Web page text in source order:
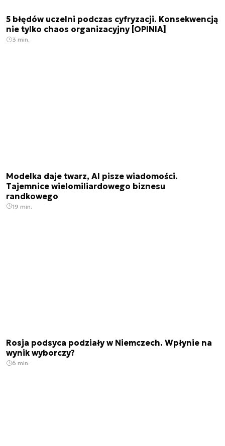
5 błędów uczelni podczas cyfryzacji. Konsekwencją
nie tylko chaos organizacyjny [OPINIA]
3 min.
Modelka daje twarz, AI pisze wiadomości.
Tajemnice wielomiliardowego biznesu
randkowego
19 min.
Rosja podsyca podziały w Niemczech. Wpłynie na
wynik wyborczy?
6 min.